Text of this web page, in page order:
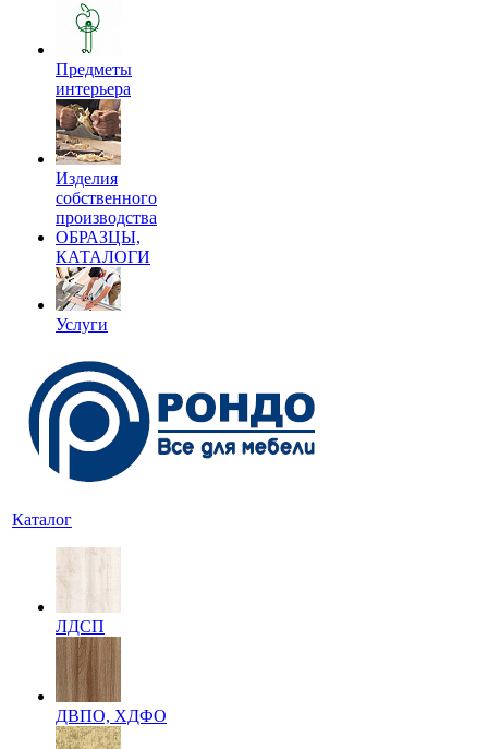
Предметы
интерьера
Изделия
собственного
производства
ОБРАЗЦЫ,
КАТАЛОГИ
Услуги
Каталог
ЛДСП
ДВПО, ХДФО